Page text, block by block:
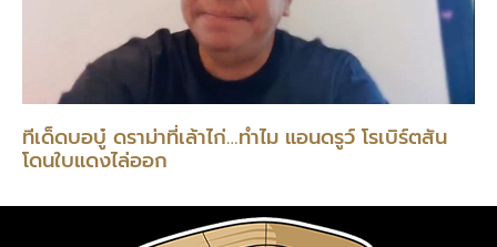
ทีเด็ดบอบู๋ ดราม่าที่เล้าไก่…ทำไม แอนดรูว์ โรเบิร์ตสัน
โดนใบแดงไล่ออก